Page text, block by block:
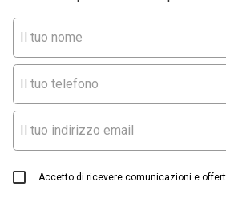
Accetto di ricevere comunicazioni e